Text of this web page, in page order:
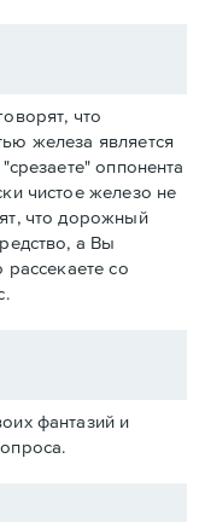
что
железа является
оппонента
чистое железо не
что дорожный
а Вы
рассекаете со
фантазий и